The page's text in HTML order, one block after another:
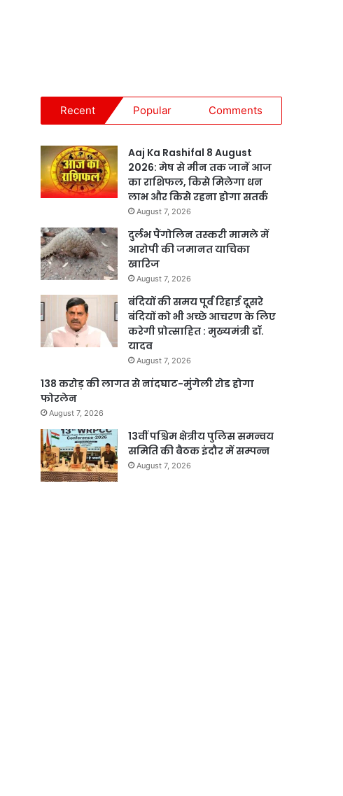
Recent Popular Comments
Aaj Ka Rashifal 8 August
2026: मेष से मीन तक जानें आज
का राशिफल, किसे मिलेगा धन
लाभ और किसे रहना होगा सतर्क
August 7, 2026
दुर्लभ पैंगोलिन तस्करी मामले में
आरोपी की जमानत याचिका
खारिज
August 7, 2026
बंदियों की समय पूर्व रिहाई दूसरे
बंदियों को भी अच्छे आचरण के लिए
करेगी प्रोत्साहित : मुख्यमंत्री डॉ.
यादव
August 7, 2026
138 करोड़ की लागत से नांदघाट-मुंगेली रोड होगा
फोरलेन
August 7, 2026
13वीं पश्चिम क्षेत्रीय पुलिस समन्वय
समिति की बैठक इंदौर में सम्पन्न
August 7, 2026